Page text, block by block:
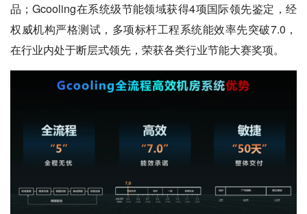
品；Gcooling在系统级节能领域获得4项国际领先鉴定，经
权威机构严格测试，多项标杆工程系统能效率先突破7.0，
在行业内处于断层式领先，荣获各类行业节能大赛奖项。